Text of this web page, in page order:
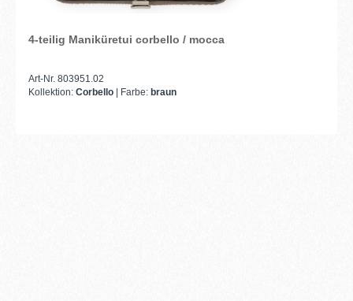
4-teilig Maniküretui corbello / mocca
Art-Nr. 803951.02
Kollektion: Corbello | Farbe: braun